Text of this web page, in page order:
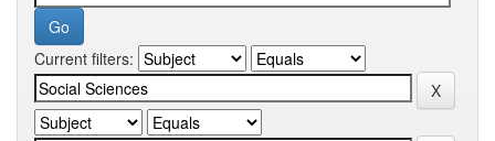
Current filters: